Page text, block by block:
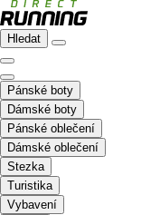
Hledat
Pánské boty
Dámské boty
Pánské oblečení
Dámské oblečení
Stezka
Turistika
Vybavení